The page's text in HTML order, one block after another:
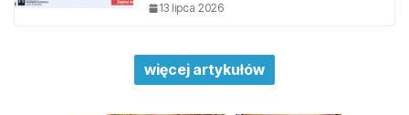
13 lipca 2026
więcej artykułów